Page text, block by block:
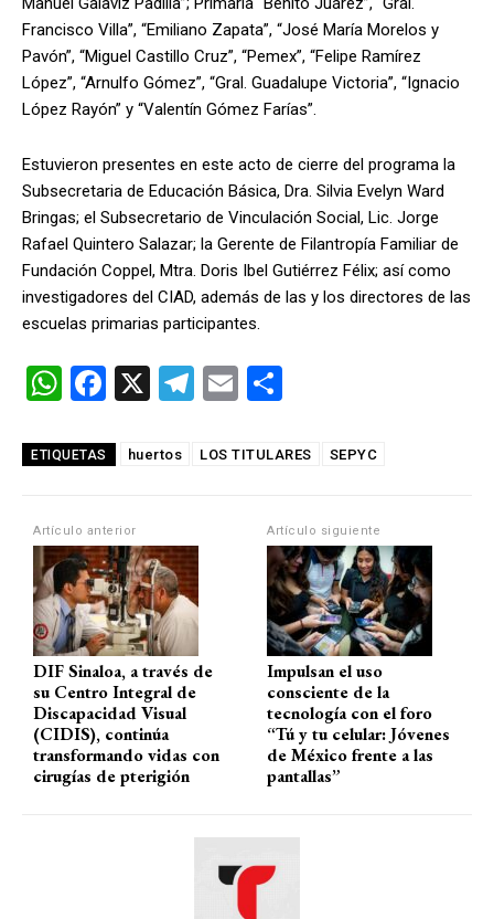
Francisco Villa”, “Emiliano Zapata”, “José María Morelos y
Pavón”, “Miguel Castillo Cruz”, “Pemex”, “Felipe Ramírez
López”, “Arnulfo Gómez”, “Gral. Guadalupe Victoria”, “Ignacio
López Rayón” y “Valentín Gómez Farías”.
Estuvieron presentes en este acto de cierre del programa la
Subsecretaria de Educación Básica, Dra. Silvia Evelyn Ward
Bringas; el Subsecretario de Vinculación Social, Lic. Jorge
Rafael Quintero Salazar; la Gerente de Filantropía Familiar de
Fundación Coppel, Mtra. Doris Ibel Gutiérrez Félix; así como
investigadores del CIAD, además de las y los directores de las
escuelas primarias participantes.
W
at
A
p
p
F
ce
o
o
k
X
T
e
m
E
ail m
ar
tir
ETIQUETAS huertos LOS TITULARES SEPYC
Artículo anterior
DIF Sinaloa, a través de
su Centro Integral de
Discapacidad Visual
(CIDIS), continúa
transformando vidas con
cirugías de pterigión
Artículo siguiente
Impulsan el uso
consciente de la
tecnología con el foro
“Tú y tu celular: Jóvenes
de México frente a las
pantallas”